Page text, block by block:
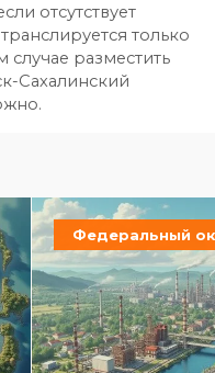
отсутствует
только
случае разместить
Сахалинский
Федеральный